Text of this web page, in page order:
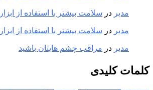
مدیر در سلامت بیشتر با استفاده از
مدیر در سلامت بیشتر با استفاده از
مدیر در مراقب چشم هایتان باشید
کلمات کلیدی